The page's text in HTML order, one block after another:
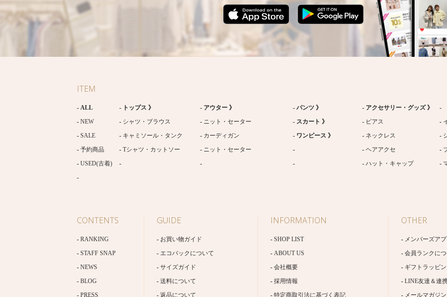
ITEM
ALL トップス 》 アウター 》 パンツ 》
アクセサリー・グッズ 》
NEW
シャツ・ブラウス ニット・セーター スカート 》 ピアス
SALE
キャミソール・タンク カーディガン ワンピース 》 ネックレス
予約商品
Tシャツ・カットソー ニット・セーター ヘアアクセ
USED(古着)
ハット・キャップ
CONTENTS
RANKING
STAFF SNAP
NEWS
BLOG
PRESS
GUIDE
お買い物ガイド
エコバックについて
サイズガイド
送料について
返品について
INFORMATION
SHOP LIST
ABOUT US
会社概要
採用情報
特定商取引法に基づく表記
OTHER
メンバーズア
会員ランクに
ギフトラッピ
LINE友達＆連
メールマガジン